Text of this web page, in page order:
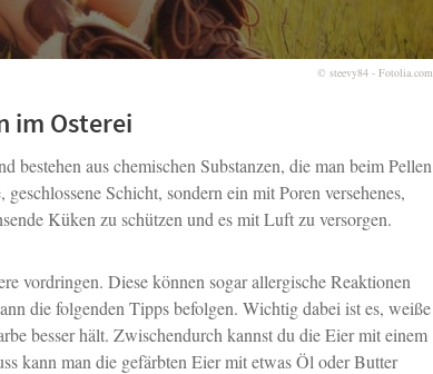
© steevy84 - Fotolia.com
im Osterei
aus chemischen Substanzen, die man beim Pellen
Schicht, sondern ein mit Poren versehenes,
Küken zu schützen und es mit Luft zu versorgen.
vordringen. Diese können sogar allergische Reaktionen
die folgenden Tipps befolgen. Wichtig dabei ist es, weiße
besser hält. Zwischendurch kannst du die Eier mit einem
kann man die gefärbten Eier mit etwas Öl oder Butter